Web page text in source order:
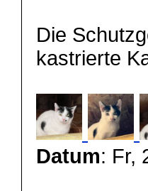
Die
kastrierte
Datum: Fr,